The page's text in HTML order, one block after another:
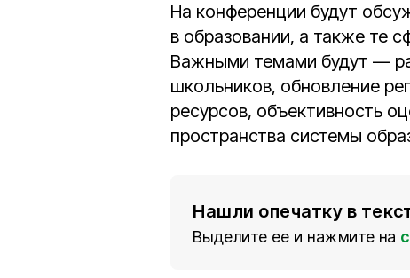
На конференции будут
в образовании, а также те
Важными темами будут —
школьников, обновление
ресурсов, объективность
пространства системы
Нашли опечатку в
Выделите ее и нажмите на